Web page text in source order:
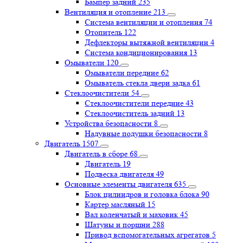
Вентиляция и отопление 213
Система вентиляции и отопления 74
Отопитель 122
Дефлекторы вытяжной вентиляции 4
Система кондиционирования 13
Омыватели 120
Омыватели передние 62
Омыватель стекла двери задка 61
Стеклоочистители 54
Стеклоочистители передние 43
Стеклоочиститель задний 13
Устройства безопасности 8
Надувные подушки безопасности 8
Двигатель 1507
Двигатель в сборе 68
Двигатель 19
Подвеска двигателя 49
Основные элементы двигателя 635
Блок цилиндров и головка блока 90
Картер масляный 15
Вал коленчатый и маховик 45
Шатуны и поршни 288
Привод вспомогательных агрегатов 5